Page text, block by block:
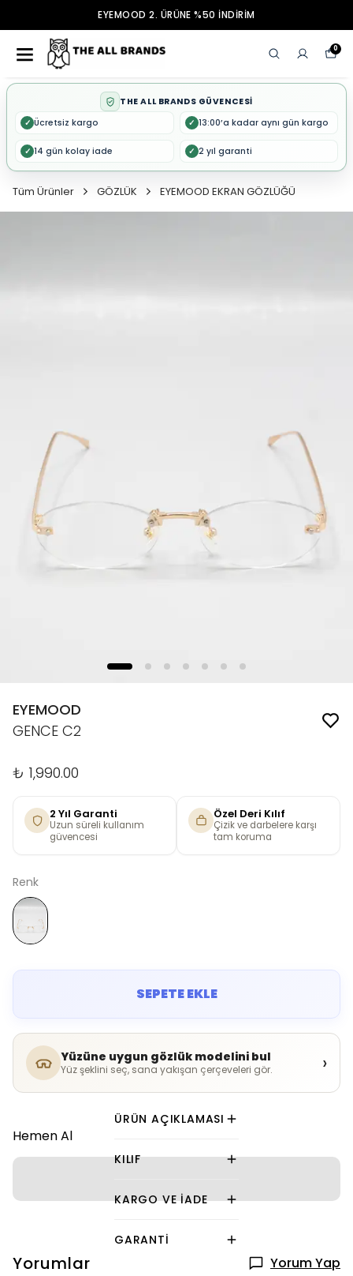
EYEMOOD 2. ÜRÜNE %50 İNDİRİM
0
THE ALL BRANDS GÜVENCESİ
✓ Ücretsiz kargo ✓ 13:00’a kadar aynı gün kargo
✓ 14 gün kolay iade ✓ 2 yıl garanti
Tüm Ürünler GÖZLÜK EYEMOOD EKRAN GÖZLÜĞÜ
EYEMOOD
GENCE C2
₺ 1,990.00
2 Yıl Garanti
Uzun süreli kullanım
güvencesi
Özel Deri Kılıf
Çizik ve darbelere karşı
tam koruma
Renk
SEPETE EKLE
Yüzüne uygun gözlük modelini bul
Yüz şeklini seç, sana yakışan çerçeveleri gör. ›
Hemen Al
ÜRÜN AÇIKLAMASI
KILIF
KARGO VE İADE
GARANTI
Yorumlar Yorum Yap